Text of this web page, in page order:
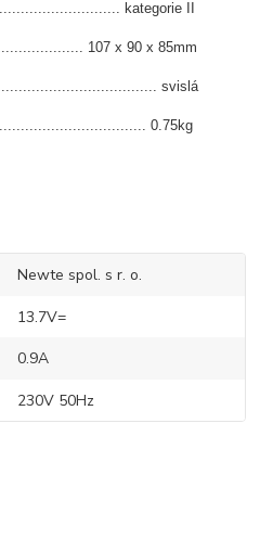
kategorie II
107 x 90 x 85mm
svislá
0.75kg
Newte spol. s r. o.
13.7V=
0.9A
230V 50Hz